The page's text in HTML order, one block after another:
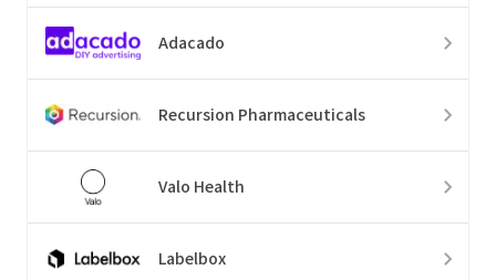
Adacado
Recursion Pharmaceuticals
Valo Health
Labelbox